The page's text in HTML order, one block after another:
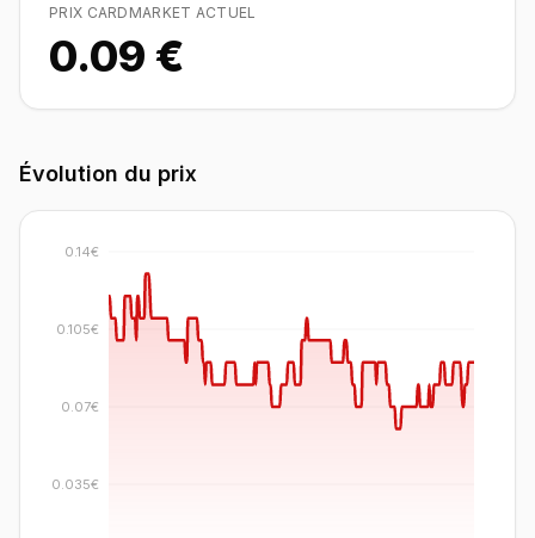
PRIX CARDMARKET ACTUEL
0.09 €
Évolution du prix
0.035€
0.07€
0.105€
0.14€